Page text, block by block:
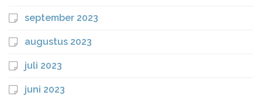
september 2023
augustus 2023
juli 2023
juni 2023